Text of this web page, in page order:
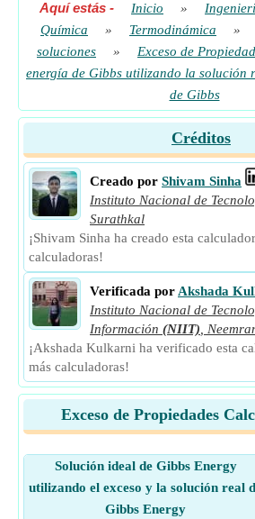
Aquí estás - Inicio »
Química
» Termodinámica »
soluciones
» Exceso de
energía de Gibbs utilizando la solución
de Gibbs
Créditos
Creado por Shivam Sinha
Instituto Nacional de
Surathkal
¡Shivam Sinha ha creado esta
calculadoras!
Verificada por Akshada
Instituto Nacional de
Información (NIIT)
¡Akshada Kulkarni ha verificado esta
más calculadoras!
Exceso de Propiedades
Solución ideal de Gibbs Energy
utilizando el exceso y la solución real
Gibbs Energy